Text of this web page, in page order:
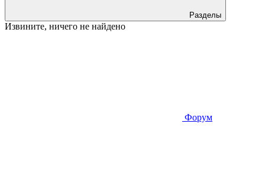
Разделы
Извините, ничего не найдено
Форум